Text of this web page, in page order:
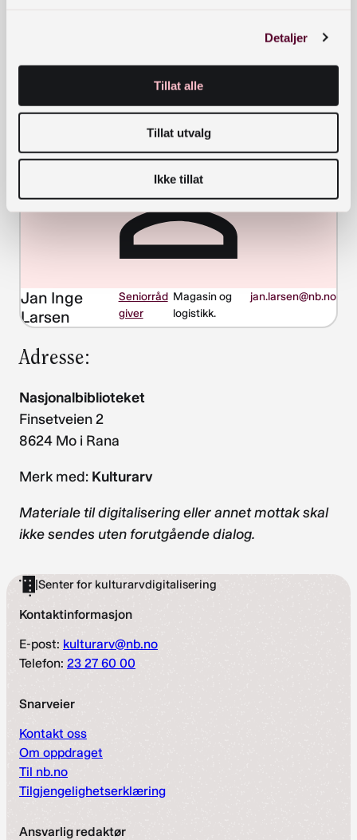
Detaljer
Tillat alle
Tillat utvalg
Ikke tillat
SeniorråFoto, lyd og
levende bilder.
Jan Inge
Larsen
Seniorråd
giver
Magasin og
logistikk.
jan.larsen@nb.no
Adresse:
Nasjonalbiblioteket
Finsetveien 2
8624 Mo i Rana
Merk med: Kulturarv
Materiale til digitalisering eller annet mottak skal
ikke sendes uten forutgående dialog.
|Senter for kulturarvdigitalisering
Kontaktinformasjon
E-post: kulturarv@nb.no
Telefon: 23 27 60 00
Snarveier
Kontakt oss
Om oppdraget
Til nb.no
Tilgjengelighetserklæring
Ansvarlig redaktør